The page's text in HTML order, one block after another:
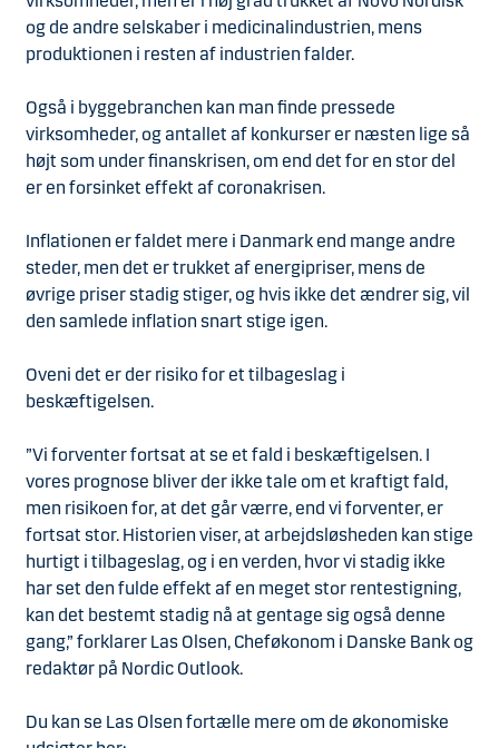
og de andre selskaber i medicinalindustrien, mens
produktionen i resten af industrien falder.
Også i byggebranchen kan man finde pressede
virksomheder, og antallet af konkurser er næsten lige så
højt som under finanskrisen, om end det for en stor del
er en forsinket effekt af coronakrisen.
Inflationen er faldet mere i Danmark end mange andre
steder, men det er trukket af energipriser, mens de
øvrige priser stadig stiger, og hvis ikke det ændrer sig, vil
den samlede inflation snart stige igen.
Oveni det er der risiko for et tilbageslag i
beskæftigelsen.
”Vi forventer fortsat at se et fald i beskæftigelsen. I
vores prognose bliver der ikke tale om et kraftigt fald,
men risikoen for, at det går værre, end vi forventer, er
fortsat stor. Historien viser, at arbejdsløsheden kan stige
hurtigt i tilbageslag, og i en verden, hvor vi stadig ikke
har set den fulde effekt af en meget stor rentestigning,
kan det bestemt stadig nå at gentage sig også denne
gang,” forklarer Las Olsen, Cheføkonom i Danske Bank og
redaktør på Nordic Outlook.
Du kan se Las Olsen fortælle mere om de økonomiske